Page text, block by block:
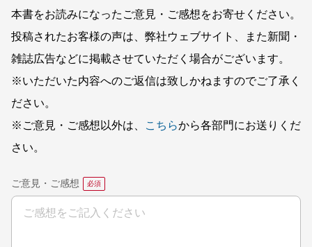
本書をお読みになったご意見・ご感想をお寄せください。
投稿されたお客様の声は、弊社ウェブサイト、また新聞・
雑誌広告などに掲載させていただく場合がございます。
※いただいた内容へのご返信は致しかねますのでご了承く
ださい。
※ご意見・ご感想以外は、
こちらから各部門にお送りくだ
さい。
ご意見・ご感想